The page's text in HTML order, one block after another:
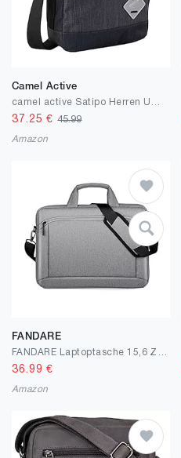
Camel Active
37.25 €45.99
Amazon
FANDARE
36.99 €
Amazon